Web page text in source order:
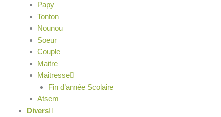
Papy
Tonton
Nounou
Soeur
Couple
Maitre
Maitresse
Fin d’année Scolaire
Atsem
Divers